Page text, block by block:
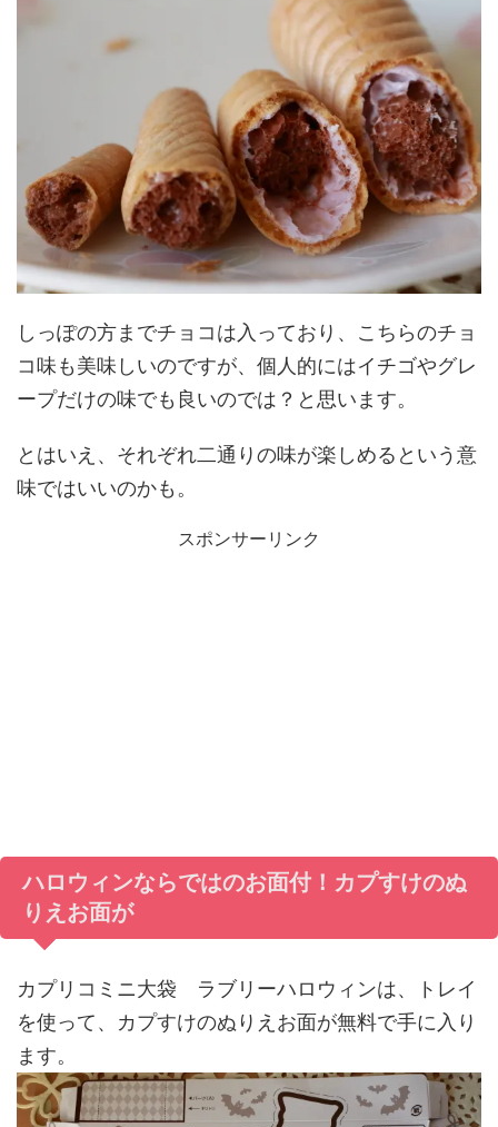
しっぽの方までチョコは入っており、こちらのチョ
コ味も美味しいのですが、個人的にはイチゴやグレ
ープだけの味でも良いのでは？と思います。
とはいえ、それぞれ二通りの味が楽しめるという意
味ではいいのかも。
スポンサーリンク
ハロウィンならではのお面付！カプすけのぬ
りえお面が
カプリコミニ大袋 ラブリーハロウィンは、トレイ
を使って、カプすけのぬりえお面が無料で手に入り
ます。